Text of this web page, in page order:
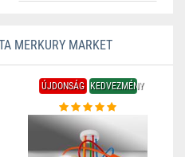
MERKURY MARKET
ÚJDONSÁG KEDVEZMÉNY